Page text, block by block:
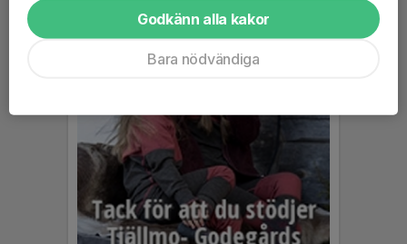
Godkänn alla kakor
Bara nödvändiga